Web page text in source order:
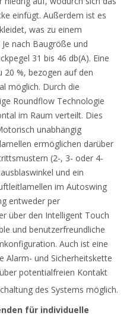
einfügt. Außerdem ist es
was zu einem
nach Baugröße und
31 bis 46 db(A). Eine
20 %, bezogen auf den
möglich. Durch die
Roundflow Technologie
im Raum verteilt. Dies
unabhängig
ermöglichen darüber
(2-, 3- oder 4-
und ein
im Autoswing
entweder per
über den Intelligent Touch
und benutzerfreundliche
Auch ist eine
Alarm- und Sicherheitskette
potentialfreien Kontakt
des Systems möglich.
für individuelle